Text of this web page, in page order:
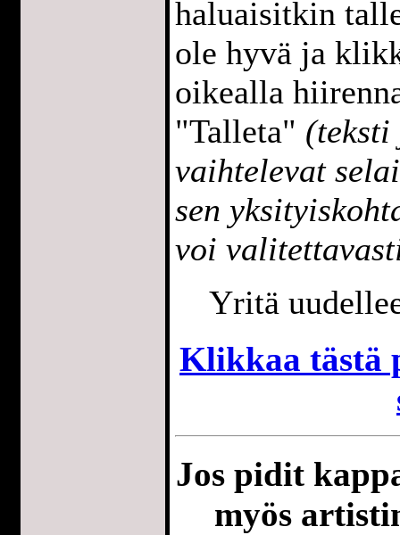
haluaisitkin
ole hyvä ja
oikealla
"Talleta"
vaihtelevat
sen
voi
Yritä
Klikkaa tästä
Jos pidit
myös